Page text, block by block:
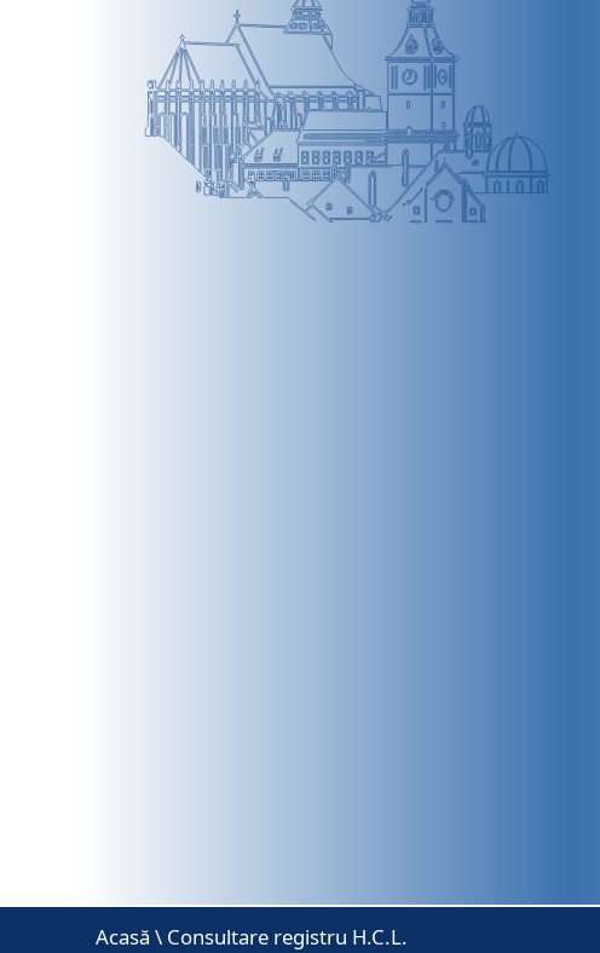
Acasă \ Consultare registru H.C.L.